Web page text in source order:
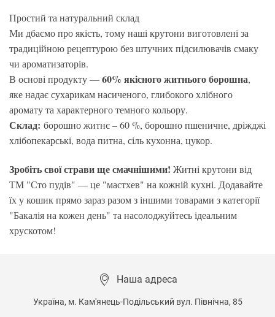
Простий та натуральний склад
Ми дбаємо про якість, тому наші крутони виготовлені за
традиційною рецептурою без штучних підсилювачів смаку
чи ароматизаторів.
В основі продукту —60% якісного житнього борошна,
яке надає сухарикам насиченого, глибокого хлібного
аромату та характерного темного кольору.
Склад: борошно житнє – 60 %, борошно пшеничне, дріжджі
хлібопекарські, вода питна, сіль кухонна, цукор.
Зробіть свої страви ще смачнішими! Житні крутони від
ТМ "Сто пудів" — це "мастхев" на кожній кухні. Додавайте
їх у кошик прямо зараз разом з іншими товарами з категорії
"Бакалія на кожен день" та насолоджуйтесь ідеальним
хрускотом!
Наша адреса
Україна, м. Кам'янець-Подільський вул. Північна, 85